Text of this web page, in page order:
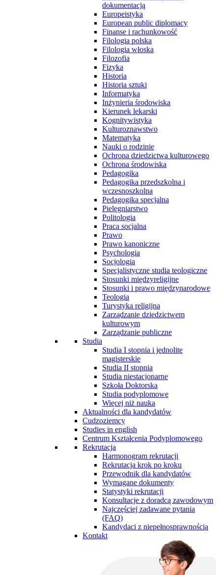
dokumentacją
Europeistyka
European public diplomacy
Finanse i rachunkowość
Filologia polska
Filologia włoska
Filozofia
Fizyka
Historia
Historia sztuki
Informatyka
Inżynieria środowiska
Kierunek lekarski
Kognitywistyka
Kulturoznawstwo
Matematyka
Nauki o rodzinie
Ochrona dziedzictwa kulturowego
Ochrona środowiska
Pedagogika
Pedagogika przedszkolna i
wczesnoszkolna
Pedagogika specjalna
Pielęgniarstwo
Politologia
Praca socjalna
Prawo
Prawo kanoniczne
Psychologia
Socjologia
Specjalistyczne studia teologiczne
Stosunki międzyreligijne
Stosunki i prawo międzynarodowe
Teologia
Turystyka religijna
Zarządzanie dziedzictwem
kulturowym
Zarządzanie publiczne
Studia
Studia I stopnia i jednolite
magisterskie
Studia II stopnia
Studia niestacjonarne
Szkoła Doktorska
Studia podyplomowe
Więcej niż nauka
Aktualności dla kandydatów
Cudzoziemcy
Studies in english
Centrum Kształcenia Podyplomowego
Rekrutacja
Harmonogram rekrutacji
Rekrutacja krok po kroku
Przewodnik dla kandydatów
Wymagane dokumenty
Statystyki rekrutacji
Konsultacje z doradcą zawodowym
Najczęściej zadawane pytania
(FAQ)
Kandydaci z niepełnosprawnością
Kontakt